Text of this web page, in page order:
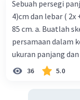
Sebuah persegi
4)cm dan lebar (
85 cm. a. Buatlah
persamaan dalam
ukuran panjang
36 5.0